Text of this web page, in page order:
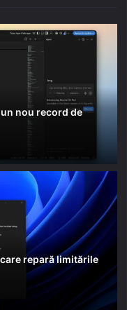
nou record de
repară limitările